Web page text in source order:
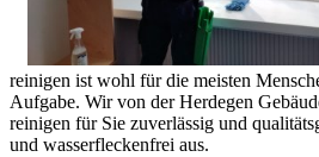
reinigen ist wohl für die meisten
Aufgabe. Wir von der Herdegen
reinigen für Sie zuverlässig und
und wasserfleckenfrei aus.